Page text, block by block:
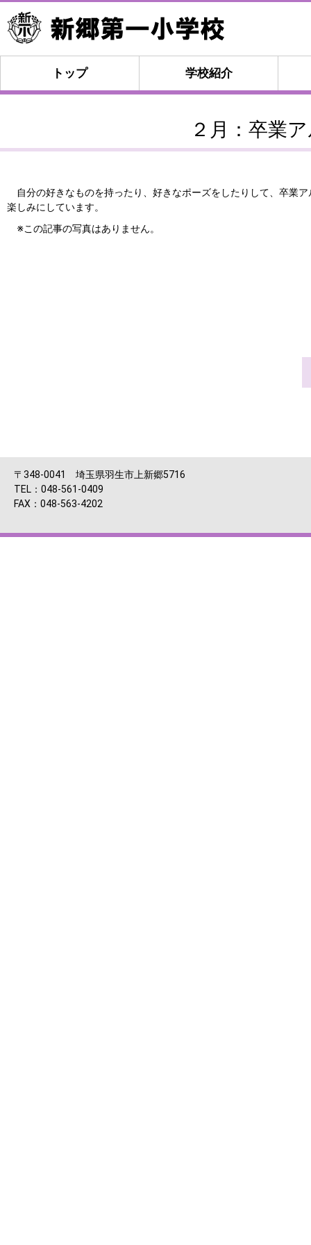
トップ 学校紹介
２月：卒業
自分の好きなものを持ったり、好きなポーズをしたりして、卒業
楽しみにしています。
※この記事の写真はありません。
〒348-0041 埼玉県羽生市上新郷5716
TEL：048-561-0409
FAX：048-563-4202